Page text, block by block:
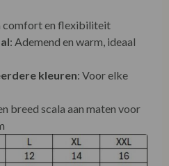
comfort en flexibiliteit
: Ademend en warm, ideaal
kleuren: Voor elke
breed scala aan maten voor